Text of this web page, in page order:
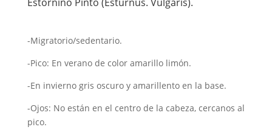
-Migratorio/sedentario.
-Pico: En verano de color amarillo limón.
-En invierno gris oscuro y amarillento en la base.
-Ojos: No están en el centro de la cabeza, cercanos al
pico.